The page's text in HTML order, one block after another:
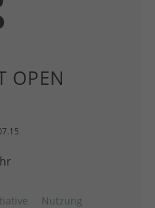
OPEN
Nutzung